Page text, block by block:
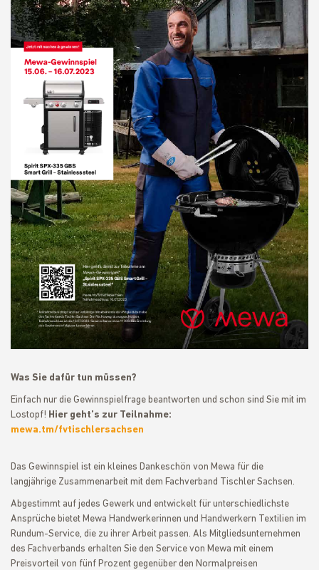
Was Sie dafür tun müssen?
Einfach nur die Gewinnspielfrage beantworten und schon sind Sie mit im
Lostopf! Hier geht’s zur Teilnahme:
mewa.tm/fvtischlersachsen
Das Gewinnspiel ist ein kleines Dankeschön von Mewa für die
langjährige Zusammenarbeit mit dem Fachverband Tischler Sachsen.
Abgestimmt auf jedes Gewerk und entwickelt für unterschiedlichste
Ansprüche bietet Mewa Handwerkerinnen und Handwerkern Textilien im
Rundum-Service, die zu ihrer Arbeit passen. Als Mitgliedsunternehmen
des Fachverbands erhalten Sie den Service von Mewa mit einem
Preisvorteil von fünf Prozent gegenüber den Normalpreisen